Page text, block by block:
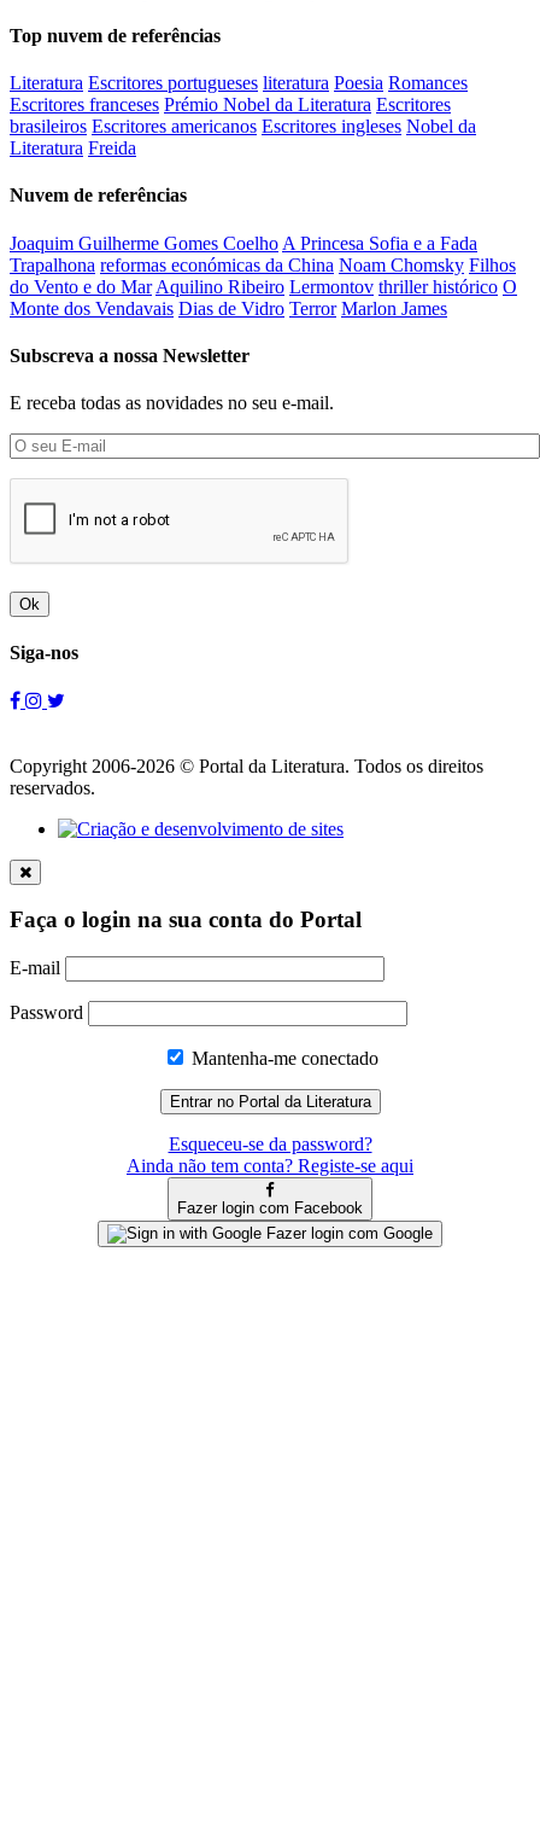
Top nuvem de referências
Literatura Escritores portugueses literatura Poesia Romances
Escritores franceses Prémio Nobel da Literatura Escritores
brasileiros Escritores americanos Escritores ingleses Nobel da
Literatura Freida
Nuvem de referências
Joaquim Guilherme Gomes Coelho A Princesa Sofia e a Fada
Trapalhona reformas económicas da China Noam Chomsky Filhos
do Vento e do Mar Aquilino Ribeiro Lermontov thriller histórico O
Monte dos Vendavais Dias de Vidro Terror Marlon James
Subscreva a nossa Newsletter
E receba todas as novidades no seu e-mail.
Ok
Siga-nos
Copyright 2006-2026 © Portal da Literatura. Todos os direitos
reservados.
Faça o login na sua conta do Portal
E-mail
Password
Mantenha-me conectado
Esqueceu-se da password?
Ainda não tem conta? Registe-se aqui
Fazer login com Facebook
Fazer login com Google